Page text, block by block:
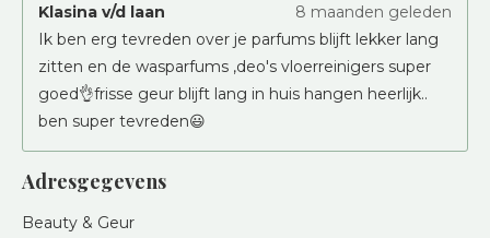
Klasina v/d laan
8 maanden geleden
Ik ben erg tevreden over je parfums blijft lekker lang
zitten en de wasparfums ,deo's vloerreinigers super
goed👌frisse geur blijft lang in huis hangen heerlijk..
ben super tevreden😃
Adresgegevens
Beauty & Geur